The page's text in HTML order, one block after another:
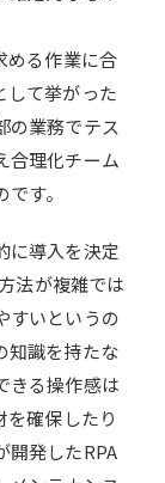
める作業に合
して挙がった
の業務でテス
合理化チーム
す。
に導入を決定
法が複雑では
すいというの
知識を持たな
きる操作感は
を確保したり
開発したRPA